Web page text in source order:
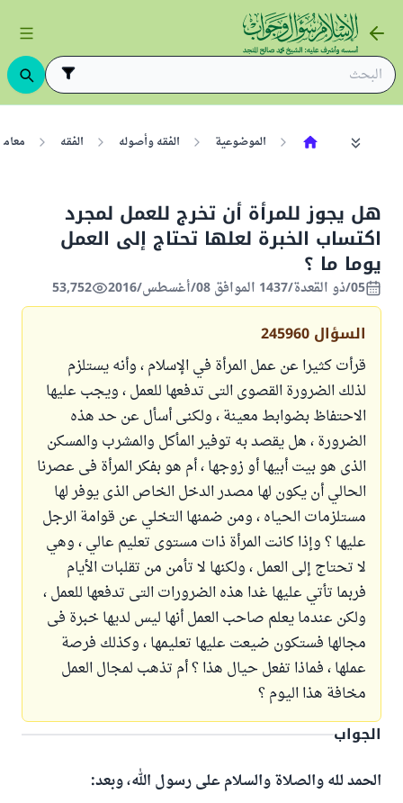
الموضوعية الفقه وأصوله الفقه
هل يجوز للمرأة أن تخرج للعمل لمجرد
اكتساب الخبرة لعلها تحتاج إلى العمل
يوما ما ؟
05/ذو القعدة/1437 الموافق 08/أغسطس/2016 53,752
السؤال 245960
قرأت كثيرا عن عمل المرأة في الإسلام ، وأنه يستلزم
لذلك الضرورة القصوى التى تدفعها للعمل ، ويجب عليها
الاحتفاظ بضوابط معينة ، ولكنى أسأل عن حد هذه
الضرورة ، هل يقصد به توفير المأكل والمشرب والمسكن
الذى هو بيت أبيها أو زوجها ، أم هو بفكر المرأة فى عصرنا
الحالي أن يكون لها مصدر الدخل الخاص الذى يوفر لها
مستلزمات الحياه ، ومن ضمنها التخلي عن قوامة الرجل
عليها ؟ وإذا كانت المرأة ذات مستوى تعليم عالي ، وهي
لا تحتاج إلى العمل ، ولكنها لا تأمن من تقلبات الأيام
فربما تأتي عليها غدا هذه الضرورات التى تدفعها للعمل ،
ولكن عندما يعلم صاحب العمل أنها ليس لديها خبرة فى
مجالها فستكون ضيعت عليها تعليمها ، وكذلك فرصة
عملها ، فماذا تفعل حيال هذا ؟ أم تذهب لمجال العمل
مخافة هذا اليوم ؟
الجواب
الحمد لله والصلاة والسلام على رسول الله، وبعد: